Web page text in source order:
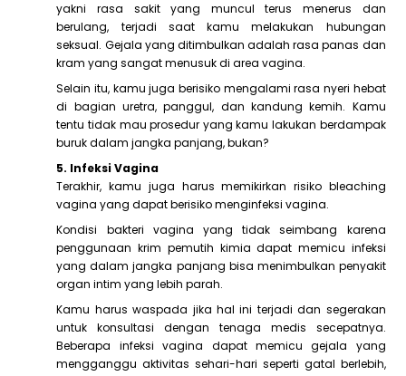
yakni rasa sakit yang muncul terus menerus dan
berulang, terjadi saat kamu melakukan hubungan
seksual. Gejala yang ditimbulkan adalah rasa panas dan
kram yang sangat menusuk di area vagina.
Selain itu, kamu juga berisiko mengalami rasa nyeri hebat
di bagian uretra, panggul, dan kandung kemih. Kamu
tentu tidak mau prosedur yang kamu lakukan berdampak
buruk dalam jangka panjang, bukan?
5. Infeksi Vagina
Terakhir, kamu juga harus memikirkan risiko bleaching
vagina yang dapat berisiko menginfeksi vagina.
Kondisi bakteri vagina yang tidak seimbang karena
penggunaan krim pemutih kimia dapat memicu infeksi
yang dalam jangka panjang bisa menimbulkan penyakit
organ intim yang lebih parah.
Kamu harus waspada jika hal ini terjadi dan segerakan
untuk konsultasi dengan tenaga medis secepatnya.
Beberapa infeksi vagina dapat memicu gejala yang
mengganggu aktivitas sehari-hari seperti gatal berlebih,